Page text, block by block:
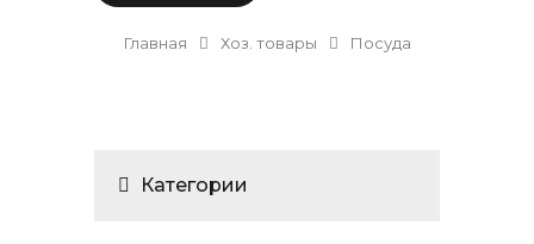
Главная Хоз. товары Посуда
Категории